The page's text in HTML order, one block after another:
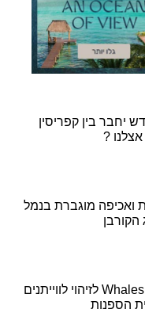
יחבר בין קפריסין
?
ואכיפה מוגברת בנמל
מערכת Whalespotter לזיהוי לווייתנים
הספנות